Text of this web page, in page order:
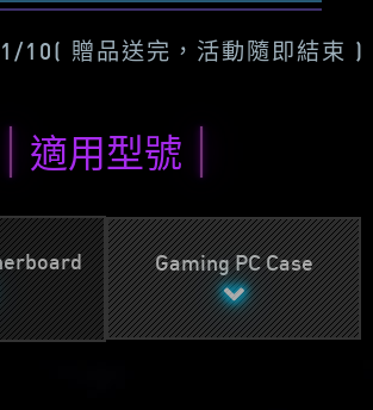
10( 贈品送完，活動隨即結束 )
適用型號
Gaming PC Case